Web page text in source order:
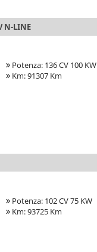
N-LINE
Potenza: 136 CV 100 KW
Km: 91307 Km
Potenza: 102 CV 75 KW
Km: 93725 Km